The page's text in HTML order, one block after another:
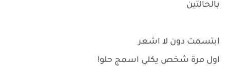
بالحالتين
ابتسمت دون لا اشعر
اول مرة شخص يكلي اسمج حلو!